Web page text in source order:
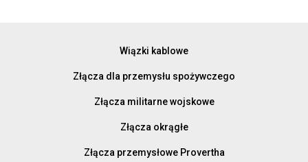
Wiązki kablowe
Złącza dla przemysłu spożywczego
Złącza militarne wojskowe
Złącza okrągłe
Złącza przemysłowe Provertha